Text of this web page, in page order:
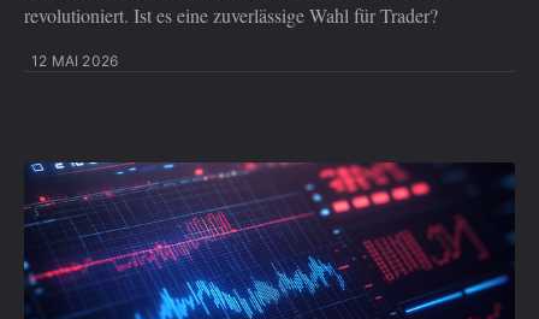
revolutioniert. Ist es eine zuverlässige Wahl für Trader?
12 MAI 2026